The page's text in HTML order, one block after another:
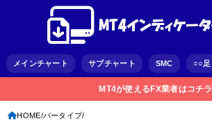
メインチャート サブチャート SMC ○○足
MT4が使えるFX業者はコチラ
HOME バータイプ